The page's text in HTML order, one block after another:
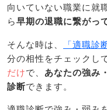
向いていない職業に就
ら早期の退職に繋がっ
そんな時は、 「適職診
分の相性をチェックし
だけで、 あなたの強み
診断できます。